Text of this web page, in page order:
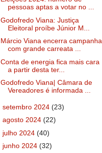
pessoas aptas a votar no ...
Godofredo Viana: Justiça
Eleitoral proíbe Júnior M...
Márcio Viana encerra campanha
com grande carreata ...
Conta de energia fica mais cara
a partir desta ter...
Godofredo Viana| Câmara de
Vereadores é informada ...
setembro 2024 (23)
agosto 2024 (22)
julho 2024 (40)
junho 2024 (32)